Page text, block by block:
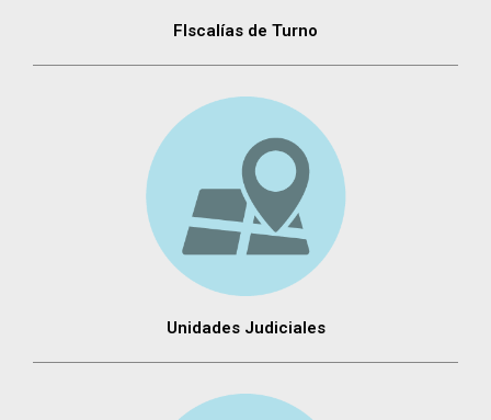
FIscalías de Turno
Unidades Judiciales